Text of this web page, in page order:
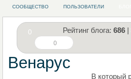
СООБЩЕСТВО ПОЛЬЗОВАТЕЛИ
0 Рейтинг блога: 686 |
0
Венарус
В который